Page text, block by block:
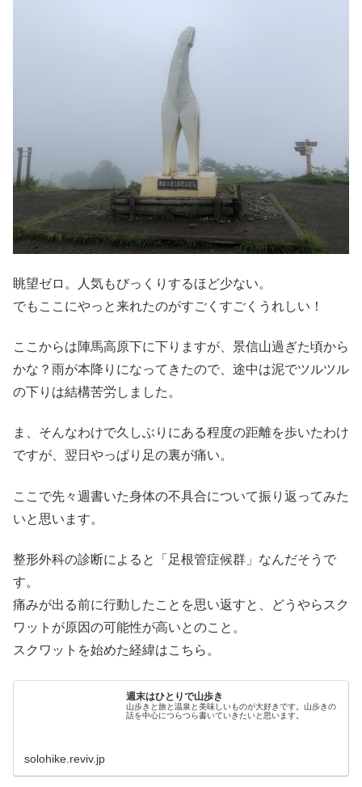
眺望ゼロ。人気もびっくりするほど少ない。
でもここにやっと来れたのがすごくすごくうれしい！
ここからは陣馬高原下に下りますが、景信山過ぎた頃から
かな？雨が本降りになってきたので、途中は泥でツルツル
の下りは結構苦労しました。
ま、そんなわけで久しぶりにある程度の距離を歩いたわけ
ですが、翌日やっぱり足の裏が痛い。
ここで先々週書いた身体の不具合について振り返ってみた
いと思います。
整形外科の診断によると「足根管症候群」なんだそうで
す。
痛みが出る前に行動したことを思い返すと、どうやらスク
ワットが原因の可能性が高いとのこと。
スクワットを始めた経緯はこちら。
週末はひとりで山歩き
山歩きと旅と温泉と美味しいものが大好きです。山歩きの
話を中心につらつら書いていきたいと思います。
solohike.reviv.jp